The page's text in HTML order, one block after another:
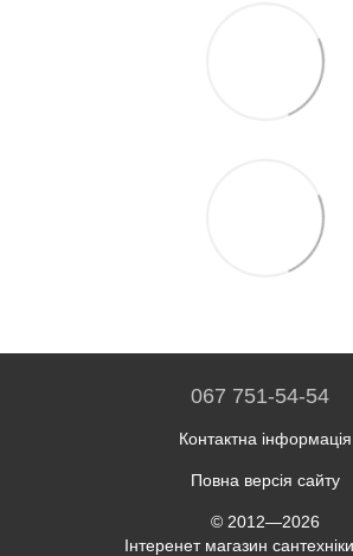
067 751-54-54
Контактна інформація
Повна версія сайту
© 2012—2026
Інтеренет магазин